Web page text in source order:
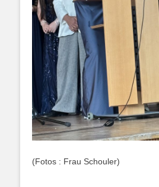
(Fotos : Frau Schouler)